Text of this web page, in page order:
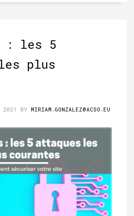
: les 5
plus
2021 BY MIRIAM.GONZALEZ@ACSO.EU